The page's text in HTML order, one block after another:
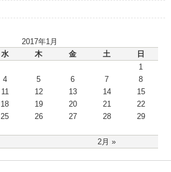
2017年1月
水 木 金 土 日
2月 »
1
4 5 6 7
8
11 12 13 14
15
18 19 20 21
22
25 26 27 28
29